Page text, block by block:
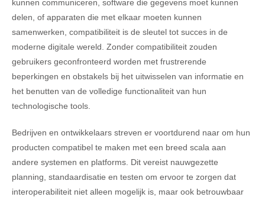
kunnen communiceren, software die gegevens moet kunnen
delen, of apparaten die met elkaar moeten kunnen
samenwerken, compatibiliteit is de sleutel tot succes in de
moderne digitale wereld. Zonder compatibiliteit zouden
gebruikers geconfronteerd worden met frustrerende
beperkingen en obstakels bij het uitwisselen van informatie en
het benutten van de volledige functionaliteit van hun
technologische tools.
Bedrijven en ontwikkelaars streven er voortdurend naar om hun
producten compatibel te maken met een breed scala aan
andere systemen en platforms. Dit vereist nauwgezette
planning, standaardisatie en testen om ervoor te zorgen dat
interoperabiliteit niet alleen mogelijk is, maar ook betrouwbaar